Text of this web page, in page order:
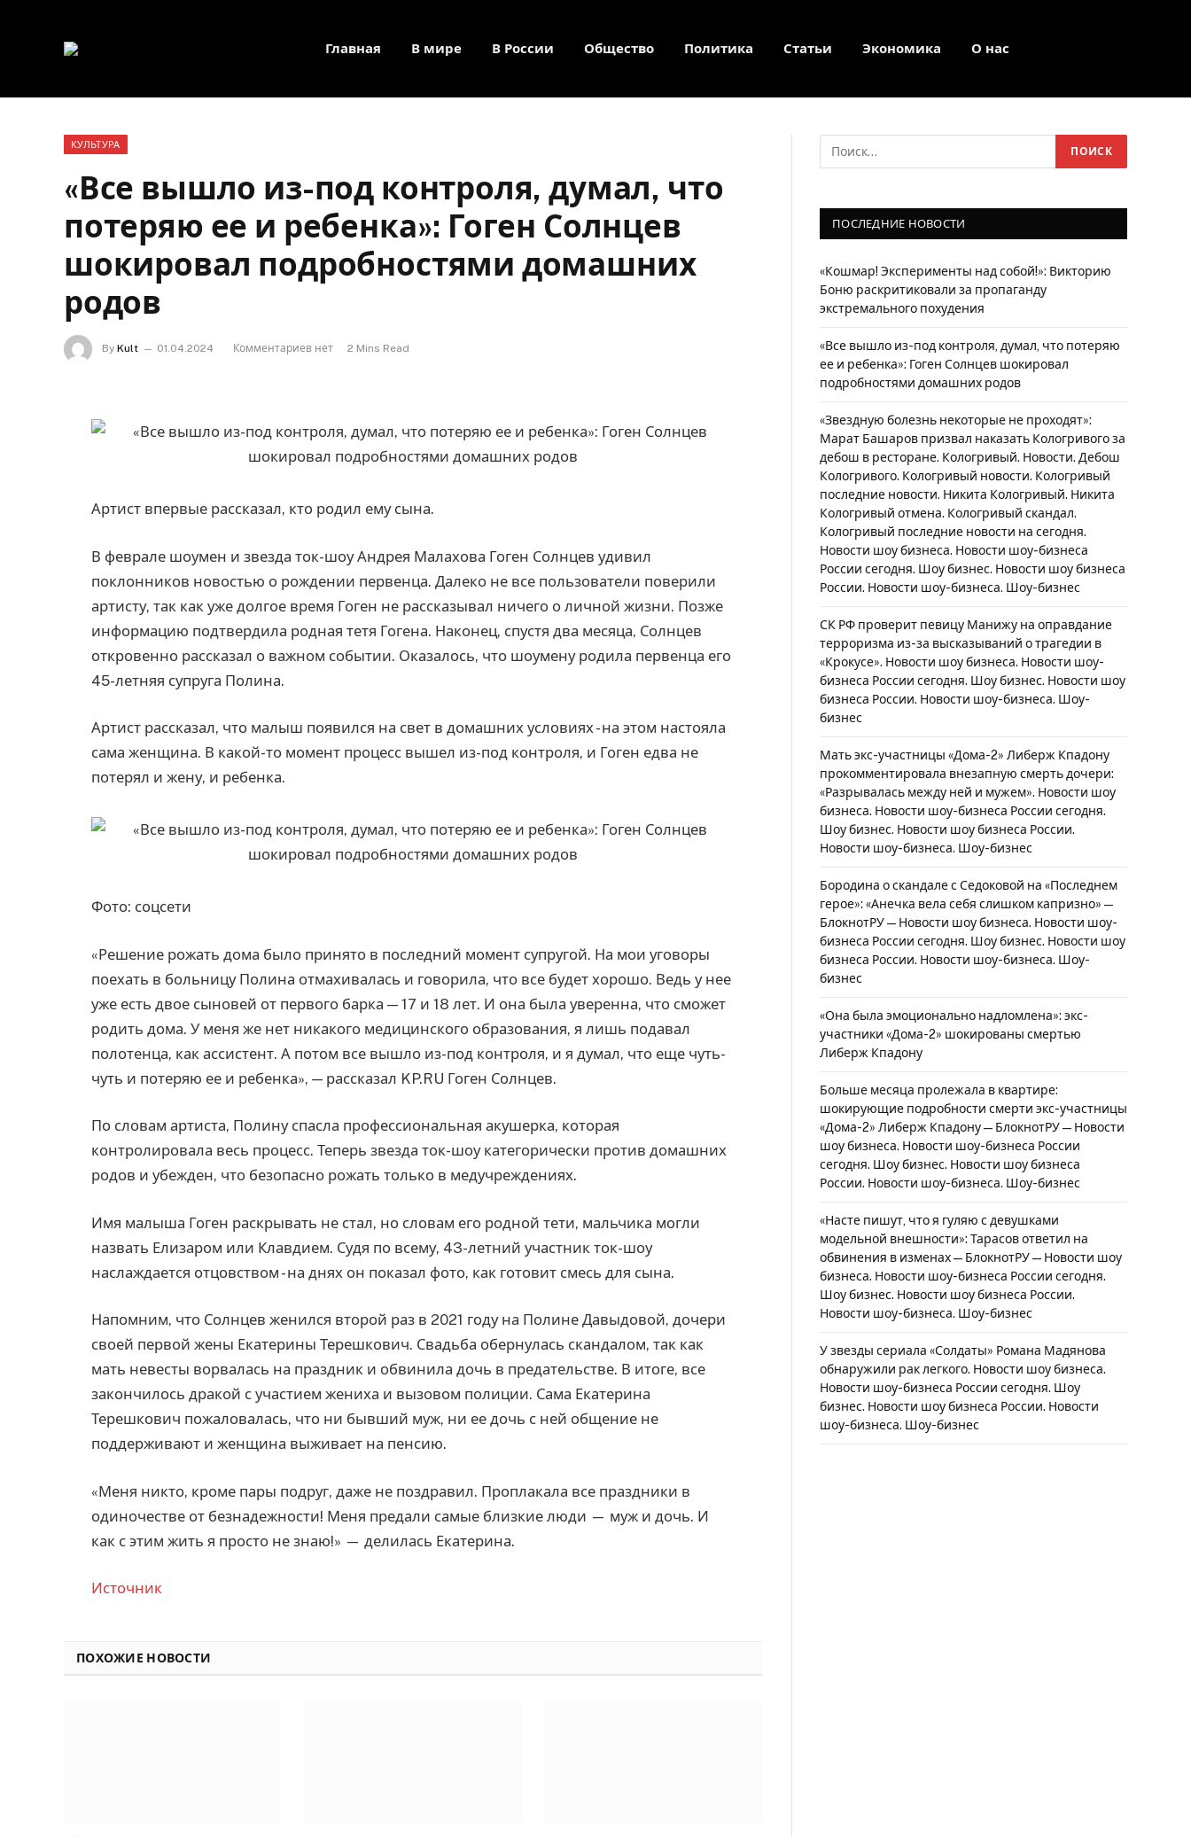
Главная В мире В России Общество Политика Статьи Экономика О нас
КУЛЬТУРА
«Все вышло из-под контроля, думал, что
потеряю ее и ребенка»: Гоген Солнцев
шокировал подробностями домашних
родов
By Kult 01.04.2024 Комментариев нет 2 Mins Read
Артист впервые рассказал, кто родил ему сына.
В феврале шоумен и звезда ток-шоу Андрея Малахова Гоген Солнцев удивил
поклонников новостью о рождении первенца. Далеко не все пользователи поверили
артисту, так как уже долгое время Гоген не рассказывал ничего о личной жизни. Позже
информацию подтвердила родная тетя Гогена. Наконец, спустя два месяца, Солнцев
откровенно рассказал о важном событии. Оказалось, что шоумену родила первенца его
45-летняя супруга Полина.
Артист рассказал, что малыш появился на свет в домашних условиях - на этом настояла
сама женщина. В какой-то момент процесс вышел из-под контроля, и Гоген едва не
потерял и жену, и ребенка.
Фото: соцсети
«Решение рожать дома было принято в последний момент супругой. На мои уговоры
поехать в больницу Полина отмахивалась и говорила, что все будет хорошо. Ведь у нее
уже есть двое сыновей от первого барка — 17 и 18 лет. И она была уверенна, что сможет
родить дома. У меня же нет никакого медицинского образования, я лишь подавал
полотенца, как ассистент. А потом все вышло из-под контроля, и я думал, что еще чуть-
чуть и потеряю ее и ребенка», — рассказал KP.RU Гоген Солнцев.
По словам артиста, Полину спасла профессиональная акушерка, которая
контролировала весь процесс. Теперь звезда ток-шоу категорически против домашних
родов и убежден, что безопасно рожать только в медучреждениях.
Имя малыша Гоген раскрывать не стал, но словам его родной тети, мальчика могли
назвать Елизаром или Клавдием. Судя по всему, 43-летний участник ток-шоу
наслаждается отцовством - на днях он показал фото, как готовит смесь для сына.
Напомним, что Солнцев женился второй раз в 2021 году на Полине Давыдовой, дочери
своей первой жены Екатерины Терешкович. Свадьба обернулась скандалом, так как
мать невесты ворвалась на праздник и обвинила дочь в предательстве. В итоге, все
закончилось дракой с участием жениха и вызовом полиции. Сама Екатерина
Терешкович пожаловалась, что ни бывший муж, ни ее дочь с ней общение не
поддерживают и женщина выживает на пенсию.
«Меня никто, кроме пары подруг, даже не поздравил. Проплакала все праздники в
одиночестве от безнадежности! Меня предали самые близкие люди — муж и дочь. И
как с этим жить я просто не знаю!» — делилась Екатерина.
Источник
ПОХОЖИЕ НОВОСТИ
ПОСЛЕДНИЕ НОВОСТИ
«Кошмар! Эксперименты над собой!»: Викторию
Боню раскритиковали за пропаганду
экстремального похудения
«Все вышло из-под контроля, думал, что потеряю
ее и ребенка»: Гоген Солнцев шокировал
подробностями домашних родов
«Звездную болезнь некоторые не проходят»:
Марат Башаров призвал наказать Кологривого за
дебош в ресторане. Кологривый. Новости. Дебош
Кологривого. Кологривый новости. Кологривый
последние новости. Никита Кологривый. Никита
Кологривый отмена. Кологривый скандал.
Кологривый последние новости на сегодня.
Новости шоу бизнеса. Новости шоу-бизнеса
России сегодня. Шоу бизнес. Новости шоу бизнеса
России. Новости шоу-бизнеса. Шоу-бизнес
СК РФ проверит певицу Манижу на оправдание
терроризма из-за высказываний о трагедии в
«Крокусе». Новости шоу бизнеса. Новости шоу-
бизнеса России сегодня. Шоу бизнес. Новости шоу
бизнеса России. Новости шоу-бизнеса. Шоу-
бизнес
Мать экс-участницы «Дома-2» Либерж Кпадону
прокомментировала внезапную смерть дочери:
«Разрывалась между ней и мужем». Новости шоу
бизнеса. Новости шоу-бизнеса России сегодня.
Шоу бизнес. Новости шоу бизнеса России.
Новости шоу-бизнеса. Шоу-бизнес
Бородина о скандале с Седоковой на «Последнем
герое»: «Анечка вела себя слишком капризно» —
БлокнотРУ — Новости шоу бизнеса. Новости шоу-
бизнеса России сегодня. Шоу бизнес. Новости шоу
бизнеса России. Новости шоу-бизнеса. Шоу-
бизнес
«Она была эмоционально надломлена»: экс-
участники «Дома-2» шокированы смертью
Либерж Кпадону
Больше месяца пролежала в квартире:
шокирующие подробности смерти экс-участницы
«Дома-2» Либерж Кпадону — БлокнотРУ — Новости
шоу бизнеса. Новости шоу-бизнеса России
сегодня. Шоу бизнес. Новости шоу бизнеса
России. Новости шоу-бизнеса. Шоу-бизнес
«Насте пишут, что я гуляю с девушками
модельной внешности»: Тарасов ответил на
обвинения в изменах — БлокнотРУ — Новости шоу
бизнеса. Новости шоу-бизнеса России сегодня.
Шоу бизнес. Новости шоу бизнеса России.
Новости шоу-бизнеса. Шоу-бизнес
У звезды сериала «Солдаты» Романа Мадянова
обнаружили рак легкого. Новости шоу бизнеса.
Новости шоу-бизнеса России сегодня. Шоу
бизнес. Новости шоу бизнеса России. Новости
шоу-бизнеса. Шоу-бизнес